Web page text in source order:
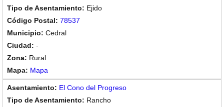
Ejido
78537
Cedral
-
Rural
Mapa
El Cono del Progreso
Rancho